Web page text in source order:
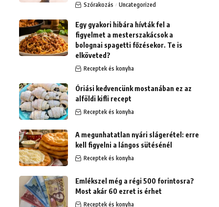
Szórakozás Uncategorized
Egy gyakori hibára hívták fel a
figyelmet a mesterszakácsok a
bolognai spagetti főzésekor. Te is
elköveted?
Receptek és konyha
Óriási kedvencünk mostanában ez az
alföldi kifli recept
Receptek és konyha
A megunhatatlan nyári slágerétel: erre
kell figyelni a lángos sütésénél
Receptek és konyha
Emlékszel még a régi 500 forintosra?
Most akár 60 ezret is érhet
Receptek és konyha